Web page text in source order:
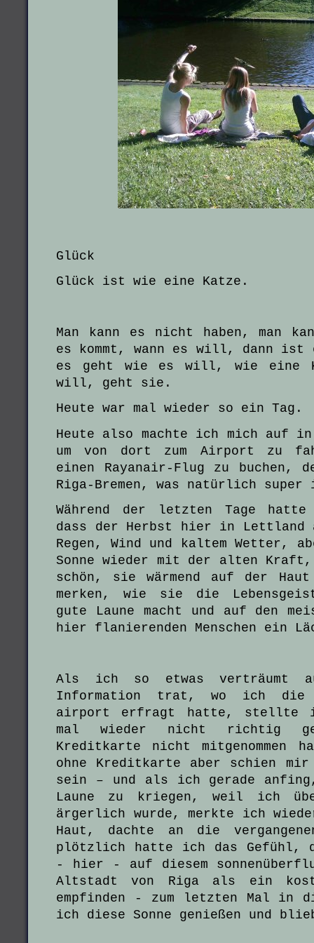
Glück
Glück ist wie eine Katze.
Man kann es nicht haben, man
es kommt, wann es will, dann ist
es geht wie es will, wie eine
will, geht sie.
Heute war mal wieder so ein Tag.
Heute also machte ich mich auf
um von dort zum Airport zu
einen Rayanair-Flug zu buchen,
Riga-Bremen, was natürlich
Während der letzten Tage
dass der Herbst hier in Lettland
Regen, Wind und kaltem Wetter,
Sonne wieder mit der alten
schön, sie wärmend auf der
merken, wie sie die
gute Laune macht und auf den
hier flanierenden Menschen ein
Als ich so etwas verträumt
Information trat, wo ich die
airport erfragt hatte, stellte
mal wieder nicht richtig
Kreditkarte nicht mitgenommen
ohne Kreditkarte aber schien
sein – und als ich gerade
Laune zu kriegen, weil ich
ärgerlich wurde, merkte ich
Haut, dachte an die
plötzlich hatte ich das Gefühl,
- hier - auf diesem
Altstadt von Riga als ein
empfinden - zum letzten Mal in
ich diese Sonne genießen und